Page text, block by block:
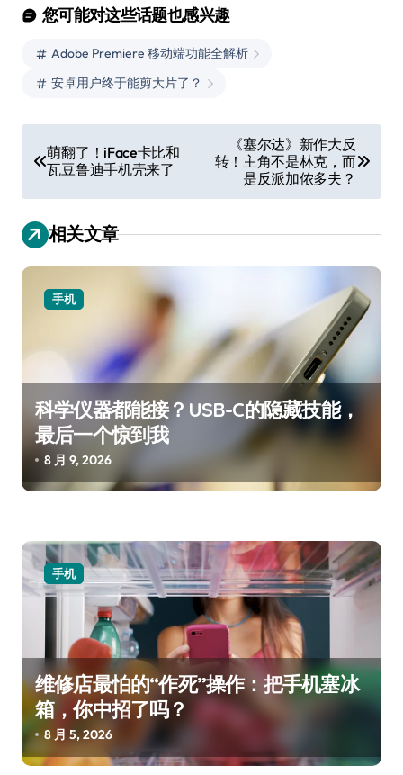
您可能对这些话题也感兴趣
Adobe Premiere 移动端功能全解析
安卓用户终于能剪大片了？
章
导
航
萌翻了！iFace卡比和
瓦豆鲁迪手机壳来了
《塞尔达》新作大反
转！主角不是林克，而
是反派加侬多夫？
相关文章
手机
科学仪器都能接？USB-C的隐藏技能，
最后一个惊到我
8 月 9, 2026
手机
维修店最怕的“作死”操作：把手机塞冰
箱，你中招了吗？
8 月 5, 2026